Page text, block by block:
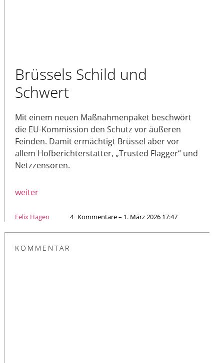
Brüssels Schild und
Schwert
Mit einem neuen Maßnahmenpaket beschwört
die EU-Kommission den Schutz vor äußeren
Feinden. Damit ermächtigt Brüssel aber vor
allem Hofberichterstatter, „Trusted Flagger“ und
Netzzensoren.
weiter
Felix Hagen 4 Kommentare – 1. März 2026 17:47
KOMMENTAR